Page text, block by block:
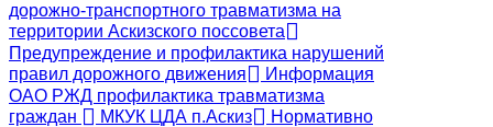
дорожно-транспортного травматизма на
территории Аскизского поссовета
Предупреждение и профилактика нарушений
правил дорожного движения
Информация
ОАО РЖД профилактика травматизма
граждан
МКУК ЦДА п.Аскиз
Нормативно